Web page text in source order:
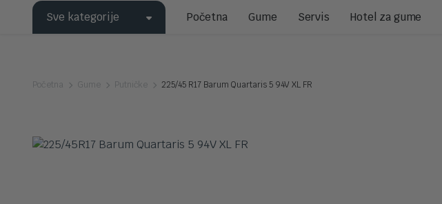
Sve kategorije Početna Gume Servis Hotel za gume
Početna Gume Putničke 225/45 R17 Barum Quartaris 5 94V XL FR